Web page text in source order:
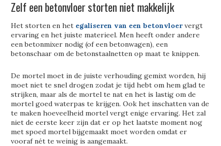
Zelf een betonvloer storten niet makkelijk
Het storten en het egaliseren van een betonvloervergt
ervaring en het juiste materieel. Men heeft onder andere
een betonmixer nodig (of een betonwagen), een
betonschaar om de betonstaalnetten op maat te knippen.
De mortel moet in de juiste verhouding gemixt worden, hij
moet niet te snel drogen zodat je tijd hebt om hem glad te
strijken, maar als de mortel te nat en het is lastig om de
mortel goed waterpas te krijgen. Ook het inschatten van de
te maken hoeveelheid mortel vergt enige ervaring. Het zal
niet de eerste keer zijn dat er op het laatste moment nog
met spoed mortel bijgemaakt moet worden omdat er
vooraf nét te weinig is aangemaakt.